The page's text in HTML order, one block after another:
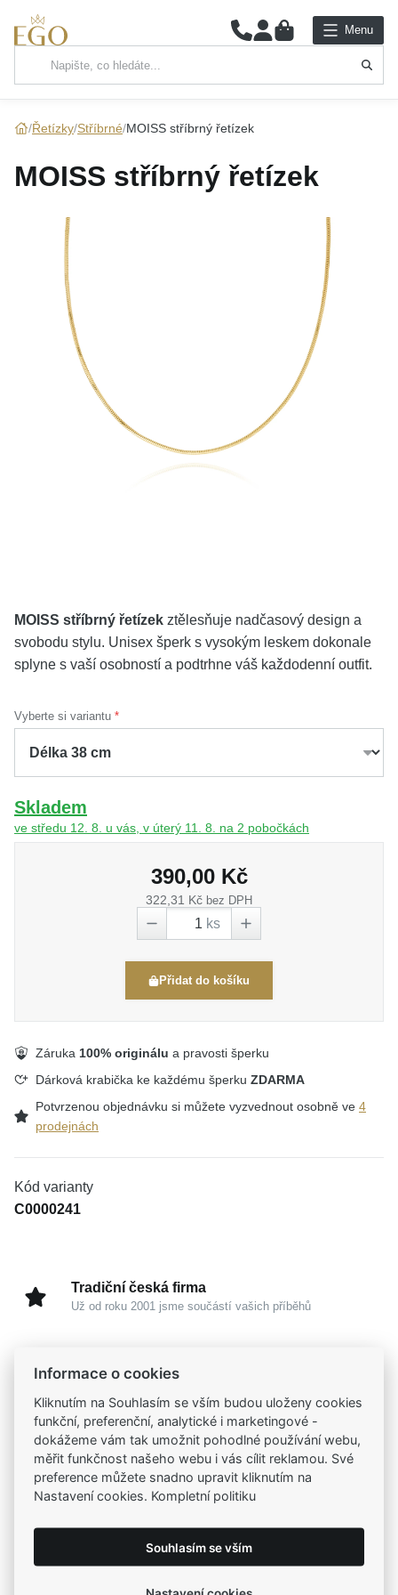
0 Menu
Hlavní kategorie
NÁRAMKY
PRSTENY
NÁUŠNICE
Řetízky Stříbrné MOISS stříbrný řetízek
MOISS stříbrný řetízek
MOISS stříbrný řetízek ztělesňuje nadčasový design a
svobodu stylu. Unisex šperk s vysokým leskem dokonale
splyne s vaší osobností a podtrhne váš každodenní outfit.
Vyberte si variantu
Skladem
ve středu 12. 8. u vás, v úterý 11. 8. na 2 pobočkách
390,00 Kč
322,31 Kč bez DPH
ks
Přidat do košíku
Záruka 100% originálu a pravosti šperku
Dárková krabička ke každému šperku ZDARMA
Potvrzenou objednávku si můžete vyzvednout osobně ve 4
prodejnách
Kód varianty
C0000241
Tradiční česká firma
Už od roku 2001 jsme součástí vašich příběhů
Na našem e-shopu máte výběr z tisíců šperků
Garance vysoké kvality
Certifikáty původu a kvality k vybraným šperkům
Kamenné prodejny
Informace o cookies
Kliknutím na Souhlasím se vším budou uloženy cookies
funkční, preferenční, analytické i marketingové -
dokážeme vám tak umožnit pohodlné používání webu,
měřit funkčnost našeho webu i vás cílit reklamou. Své
preference můžete snadno upravit kliknutím na
Nastavení cookies. Kompletní politiku
Souhlasím se vším